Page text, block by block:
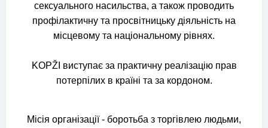
сексуального насильства, а також проводить
профілактичну та просвітницьку діяльність на
місцевому та національному рівнях.
KOPŽI виступає за практичну реалізацію прав
потерпілих в країні та за кордоном.
Місія організації - боротьба з торгівлею людьми,